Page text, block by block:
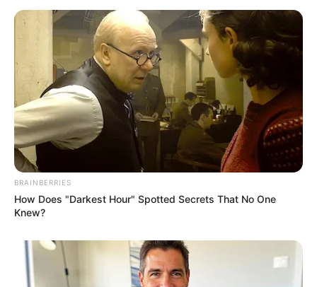
BRAINBERRIES
How Does "Darkest Hour" Spotted Secrets That No One
Knew?